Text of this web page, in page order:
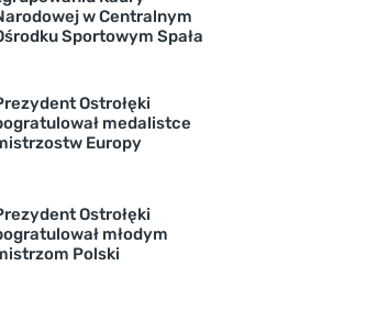
w Centralnym
Sportowym Spała
Ostrołęki
medalistce
Europy
Ostrołęki
młodym
Polski